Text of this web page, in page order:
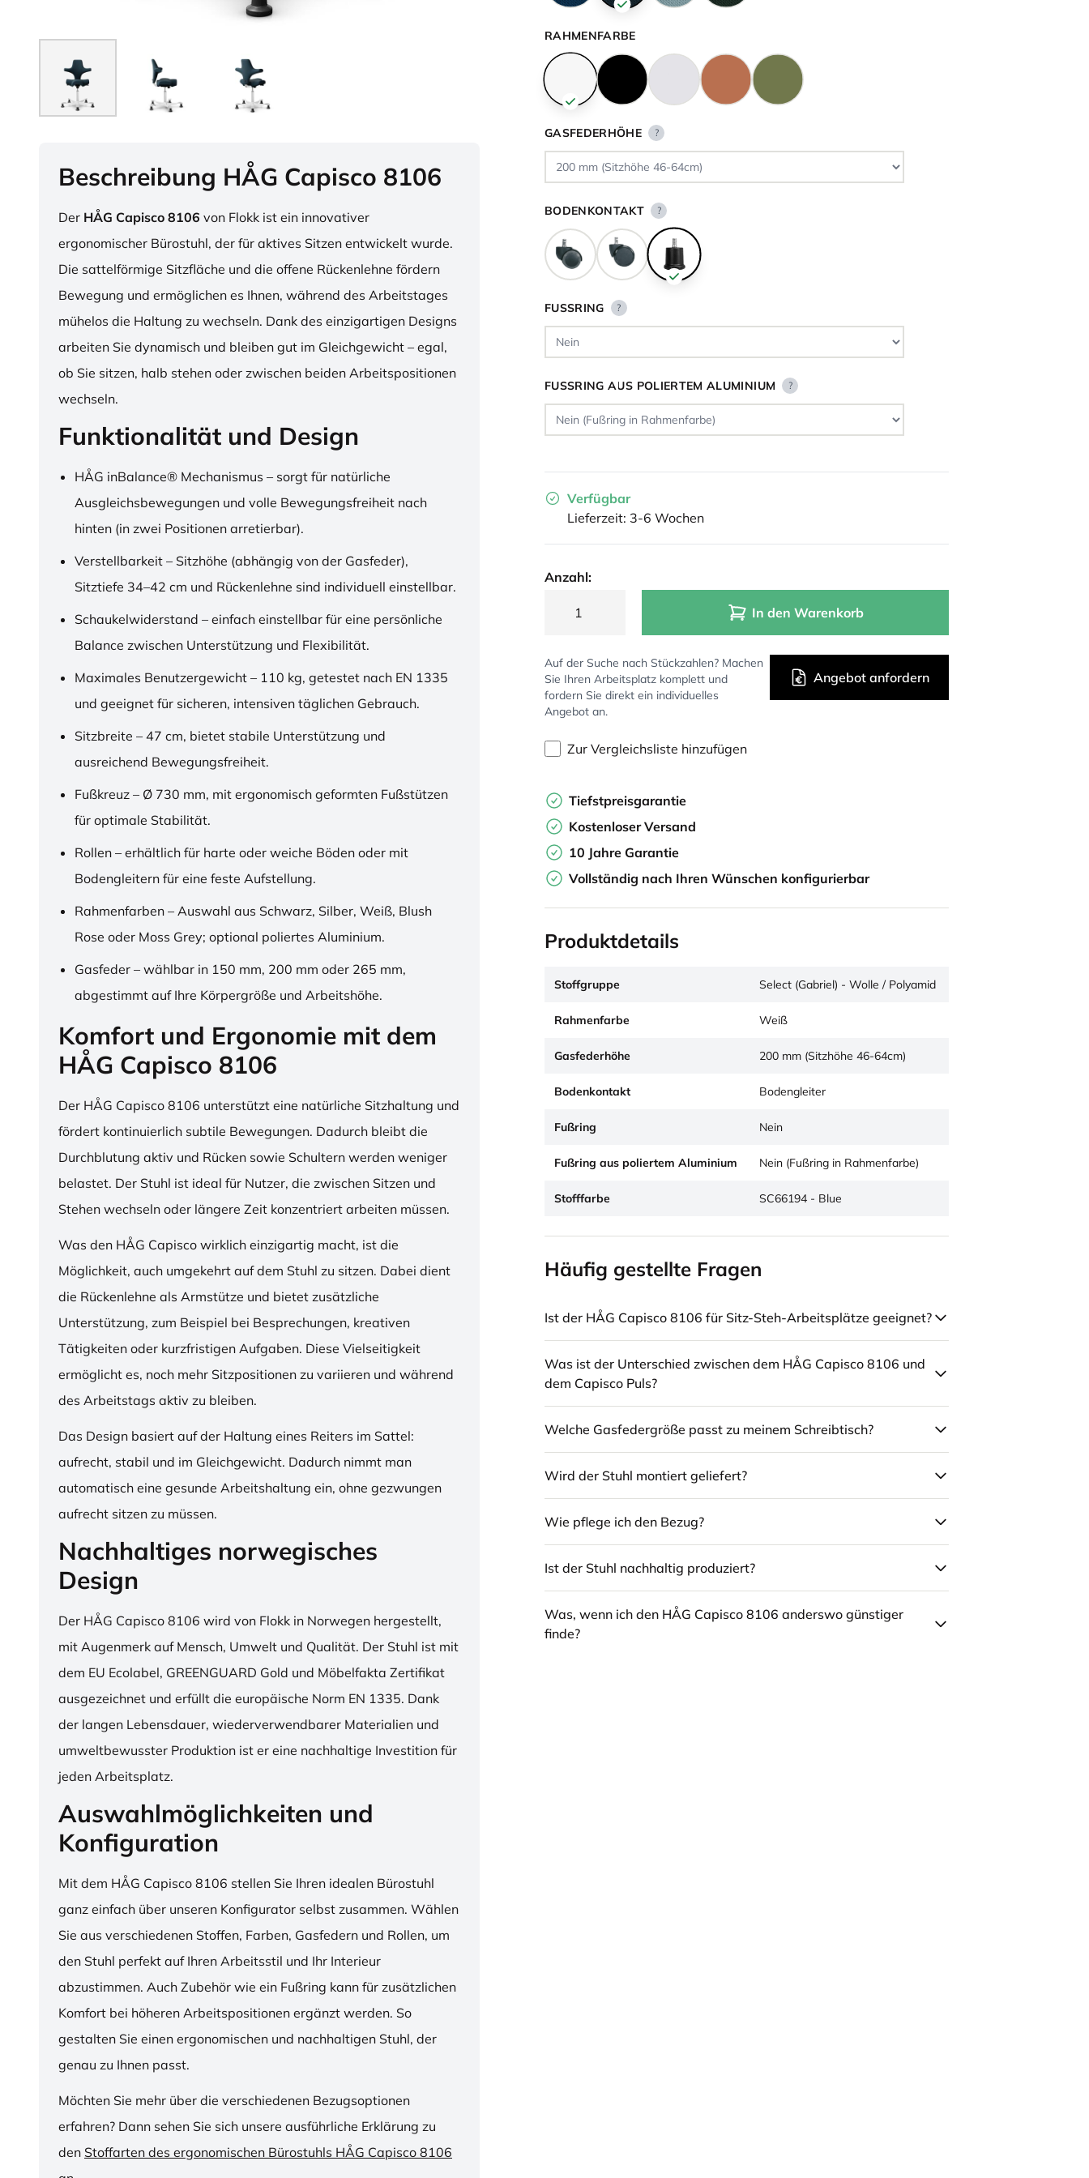
Beschreibung HÅG Capisco 8106
Der HÅG Capisco 8106 von Flokk ist ein innovativer
ergonomischer Bürostuhl, der für aktives Sitzen entwickelt wurde.
Die sattelförmige Sitzfläche und die offene Rückenlehne fördern
Bewegung und ermöglichen es Ihnen, während des Arbeitstages
mühelos die Haltung zu wechseln. Dank des einzigartigen Designs
arbeiten Sie dynamisch und bleiben gut im Gleichgewicht – egal,
ob Sie sitzen, halb stehen oder zwischen beiden Arbeitspositionen
wechseln.
Funktionalität und Design
HÅG inBalance® Mechanismus – sorgt für natürliche
Ausgleichsbewegungen und volle Bewegungsfreiheit nach
hinten (in zwei Positionen arretierbar).
Verstellbarkeit – Sitzhöhe (abhängig von der Gasfeder),
Sitztiefe 34–42 cm und Rückenlehne sind individuell einstellbar.
Schaukelwiderstand – einfach einstellbar für eine persönliche
Balance zwischen Unterstützung und Flexibilität.
Maximales Benutzergewicht – 110 kg, getestet nach EN 1335
und geeignet für sicheren, intensiven täglichen Gebrauch.
Sitzbreite – 47 cm, bietet stabile Unterstützung und
ausreichend Bewegungsfreiheit.
Fußkreuz – Ø 730 mm, mit ergonomisch geformten Fußstützen
für optimale Stabilität.
Rollen – erhältlich für harte oder weiche Böden oder mit
Bodengleitern für eine feste Aufstellung.
Rahmenfarben – Auswahl aus Schwarz, Silber, Weiß, Blush
Rose oder Moss Grey; optional poliertes Aluminium.
Gasfeder – wählbar in 150 mm, 200 mm oder 265 mm,
abgestimmt auf Ihre Körpergröße und Arbeitshöhe.
Komfort und Ergonomie mit dem
HÅG Capisco 8106
Der HÅG Capisco 8106 unterstützt eine natürliche Sitzhaltung und
fördert kontinuierlich subtile Bewegungen. Dadurch bleibt die
Durchblutung aktiv und Rücken sowie Schultern werden weniger
belastet. Der Stuhl ist ideal für Nutzer, die zwischen Sitzen und
Stehen wechseln oder längere Zeit konzentriert arbeiten müssen.
Was den HÅG Capisco wirklich einzigartig macht, ist die
Möglichkeit, auch umgekehrt auf dem Stuhl zu sitzen. Dabei dient
die Rückenlehne als Armstütze und bietet zusätzliche
Unterstützung, zum Beispiel bei Besprechungen, kreativen
Tätigkeiten oder kurzfristigen Aufgaben. Diese Vielseitigkeit
ermöglicht es, noch mehr Sitzpositionen zu variieren und während
des Arbeitstags aktiv zu bleiben.
Das Design basiert auf der Haltung eines Reiters im Sattel:
aufrecht, stabil und im Gleichgewicht. Dadurch nimmt man
automatisch eine gesunde Arbeitshaltung ein, ohne gezwungen
aufrecht sitzen zu müssen.
Nachhaltiges norwegisches
Design
Der HÅG Capisco 8106 wird von Flokk in Norwegen hergestellt,
mit Augenmerk auf Mensch, Umwelt und Qualität. Der Stuhl ist mit
dem EU Ecolabel, GREENGUARD Gold und Möbelfakta Zertifikat
ausgezeichnet und erfüllt die europäische Norm EN 1335. Dank
der langen Lebensdauer, wiederverwendbarer Materialien und
umweltbewusster Produktion ist er eine nachhaltige Investition für
jeden Arbeitsplatz.
Auswahlmöglichkeiten und
Konfiguration
Mit dem HÅG Capisco 8106 stellen Sie Ihren idealen Bürostuhl
ganz einfach über unseren Konfigurator selbst zusammen. Wählen
Sie aus verschiedenen Stoffen, Farben, Gasfedern und Rollen, um
den Stuhl perfekt auf Ihren Arbeitsstil und Ihr Interieur
abzustimmen. Auch Zubehör wie ein Fußring kann für zusätzlichen
Komfort bei höheren Arbeitspositionen ergänzt werden. So
gestalten Sie einen ergonomischen und nachhaltigen Stuhl, der
genau zu Ihnen passt.
Möchten Sie mehr über die verschiedenen Bezugsoptionen
erfahren? Dann sehen Sie sich unsere ausführliche Erklärung zu
den Stoffarten des ergonomischen Bürostuhls HÅG Capisco 8106
RAHMENFARBE
GASFEDERHÖHE ?
BODENKONTAKT ?
FUSSRING ?
FUSSRING AUS POLIERTEM ALUMINIUM ?
Verfügbar
Lieferzeit: 3-6 Wochen
Anzahl:
In den Warenkorb
Auf der Suche nach Stückzahlen? Machen
Sie Ihren Arbeitsplatz komplett und
fordern Sie direkt ein individuelles
Angebot an.
Angebot anfordern
Zur Vergleichsliste hinzufügen
Tiefstpreisgarantie
Kostenloser Versand
10 Jahre Garantie
Vollständig nach Ihren Wünschen konfigurierbar
Produktdetails
Stoffgruppe Select (Gabriel) - Wolle / Polyamid
Rahmenfarbe Weiß
Gasfederhöhe 200 mm (Sitzhöhe 46-64cm)
Bodenkontakt Bodengleiter
Fußring Nein
Fußring aus poliertem Aluminium Nein (Fußring in Rahmenfarbe)
Stofffarbe SC66194 - Blue
Häufig gestellte Fragen
Ist der HÅG Capisco 8106 für Sitz-Steh-Arbeitsplätze geeignet?
Was ist der Unterschied zwischen dem HÅG Capisco 8106 und
dem Capisco Puls?
Welche Gasfedergröße passt zu meinem Schreibtisch?
Wird der Stuhl montiert geliefert?
Wie pflege ich den Bezug?
Ist der Stuhl nachhaltig produziert?
Was, wenn ich den HÅG Capisco 8106 anderswo günstiger
finde?